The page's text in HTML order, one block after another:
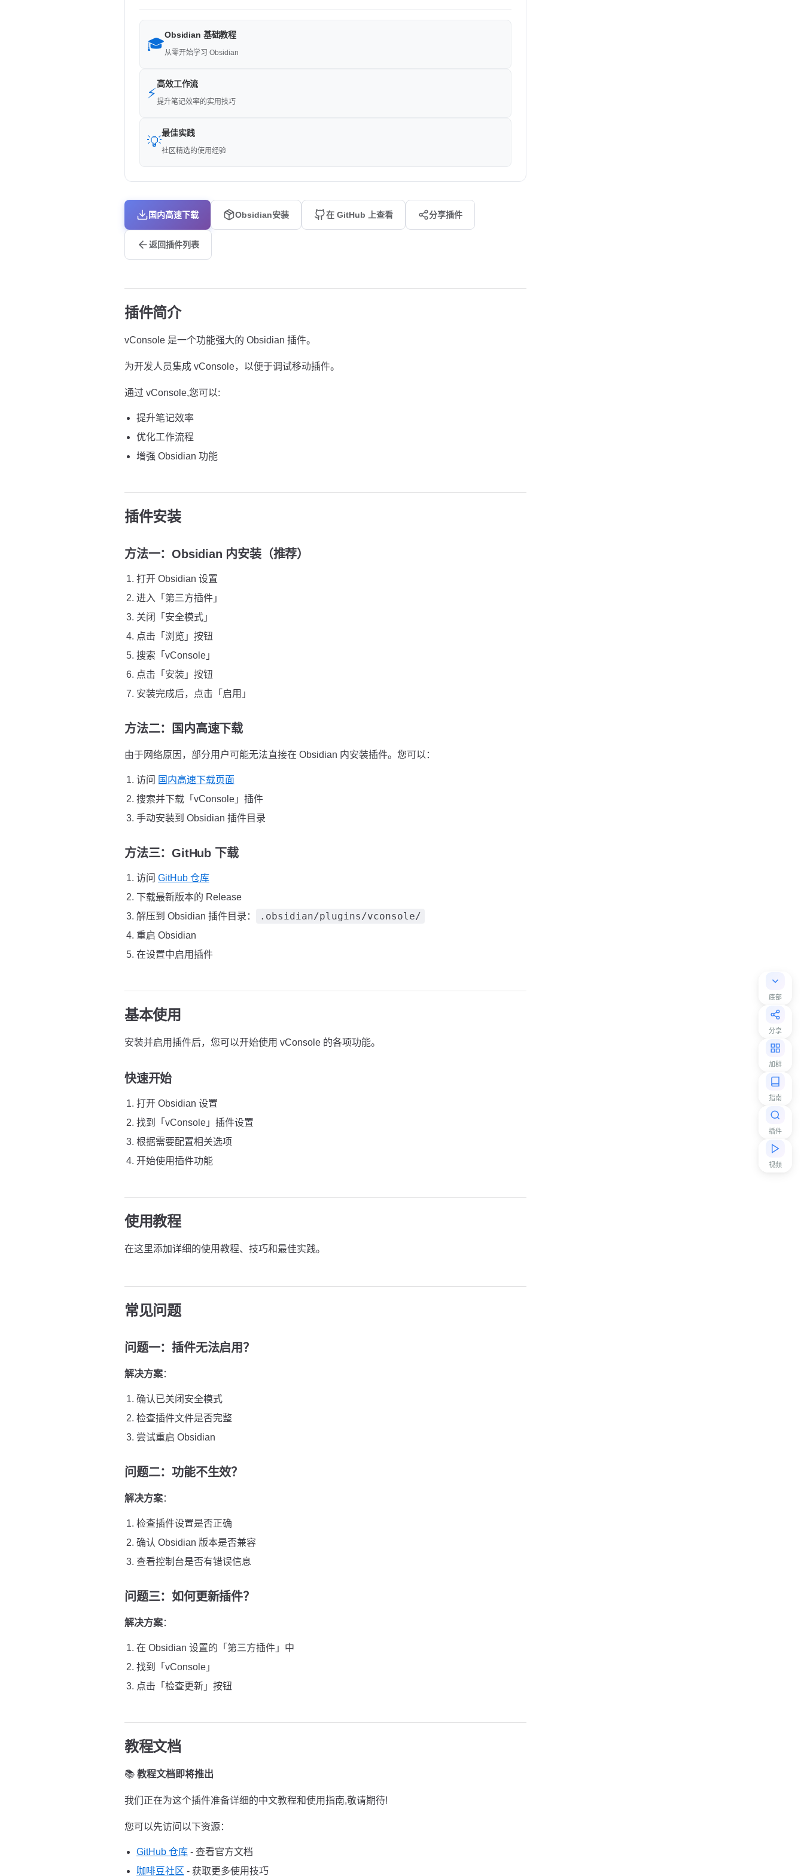
底部
分享
加群
指南
插件
视频
🎓
Obsidian 基础教程
从零开始学习 Obsidian
⚡
高效工作流
提升笔记效率的实用技巧
💡
最佳实践
社区精选的使用经验
国内高速下载 Obsidian安装 在 GitHub 上查看 分享插件
返回插件列表
插件简介
vConsole 是一个功能强大的 Obsidian 插件。
为开发人员集成 vConsole，以便于调试移动插件。
通过 vConsole,您可以:
提升笔记效率
优化工作流程
增强 Obsidian 功能
插件安装
方法一：Obsidian 内安装（推荐）
打开 Obsidian 设置
进入「第三方插件」
关闭「安全模式」
点击「浏览」按钮
搜索「vConsole」
点击「安装」按钮
安装完成后，点击「启用」
方法二：国内高速下载
由于网络原因，部分用户可能无法直接在 Obsidian 内安装插件。您可以：
访问 国内高速下载页面
搜索并下载「vConsole」插件
手动安装到 Obsidian 插件目录
方法三：GitHub 下载
访问 GitHub 仓库
下载最新版本的 Release
解压到 Obsidian 插件目录：
.obsidian/plugins/vconsole/
重启 Obsidian
在设置中启用插件
基本使用
安装并启用插件后，您可以开始使用 vConsole 的各项功能。
快速开始
打开 Obsidian 设置
找到「vConsole」插件设置
根据需要配置相关选项
开始使用插件功能
使用教程
在这里添加详细的使用教程、技巧和最佳实践。
常见问题
问题一：插件无法启用？
解决方案：
确认已关闭安全模式
检查插件文件是否完整
尝试重启 Obsidian
问题二：功能不生效？
解决方案：
检查插件设置是否正确
确认 Obsidian 版本是否兼容
查看控制台是否有错误信息
问题三：如何更新插件？
解决方案：
在 Obsidian 设置的「第三方插件」中
找到「vConsole」
点击「检查更新」按钮
教程文档
📚 教程文档即将推出
我们正在为这个插件准备详细的中文教程和使用指南,敬请期待!
您可以先访问以下资源：
GitHub 仓库 - 查看官方文档
咖啡豆社区 - 获取更多使用技巧